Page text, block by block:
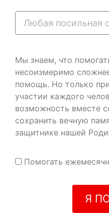
Мы знаем, что
несоизмеримо
помощь. Но только
участии каждого
возможность вместе
сохранить вечную
защитнике нашей
Помогать
Я